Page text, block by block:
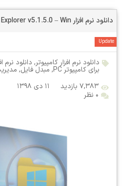
دانلود نرم افزار Event Log Explorer v5.1.5.0 – Win
Update
دانلود نرم افزار کامپیوتر, دانلود نرم
برای کامپیوتر PC , مبدل فایل,
۷,۳۸۳ بازدید
۱۱ دی ۱۳۹۸
۰ نظر